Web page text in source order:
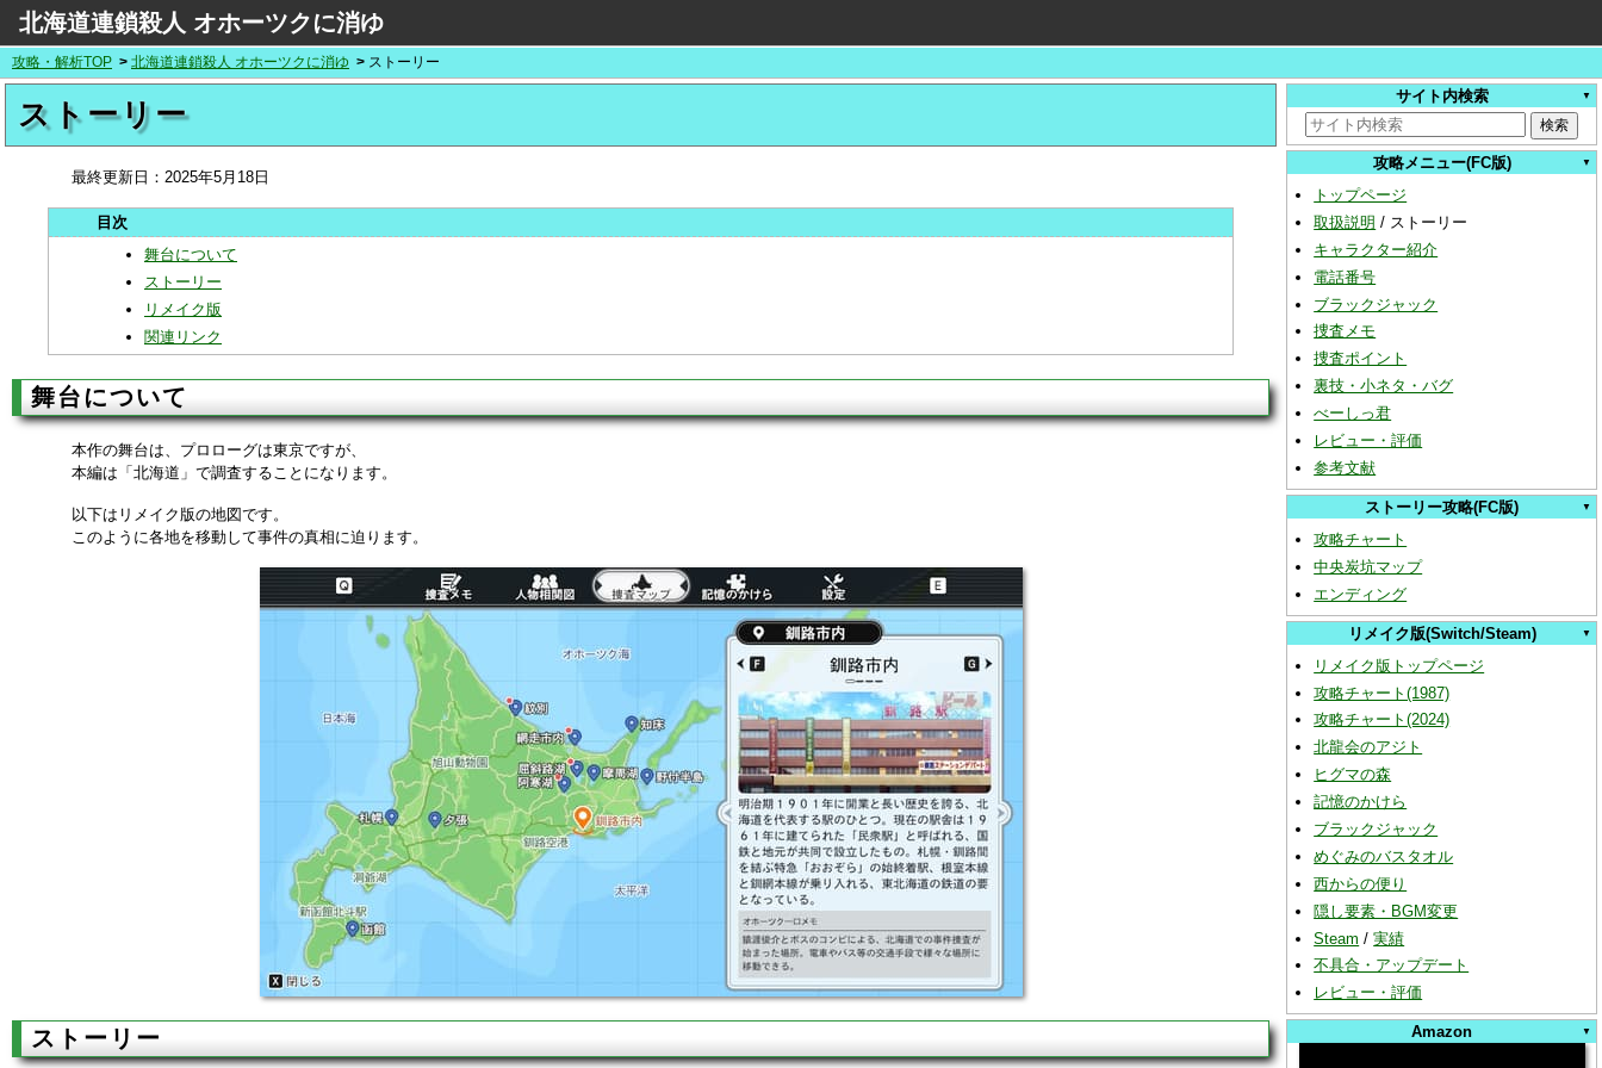
北海道連鎖殺人 オホーツクに消ゆ
攻略・解析TOP 北海道連鎖殺人 オホーツクに消ゆ ストーリー
ストーリー
最終更新日： 2025年5月18日
舞台について
ストーリー
リメイク版
関連リンク
舞台について
本作の舞台は、プロローグは東京ですが、
本編は「北海道」で調査することになります。
以下はリメイク版の地図です。
このように各地を移動して事件の真相に迫ります。
ストーリー
サイト内検索
攻略メニュー(FC版)
トップページ
取扱説明 / ストーリー
キャラクター紹介
電話番号
ブラックジャック
捜査メモ
捜査ポイント
裏技・小ネタ・バグ
べーしっ君
レビュー・評価
参考文献
ストーリー攻略(FC版)
攻略チャート
中央炭坑マップ
エンディング
リメイク版(Switch/Steam)
リメイク版トップページ
攻略チャート(1987)
攻略チャート(2024)
北龍会のアジト
ヒグマの森
記憶のかけら
ブラックジャック
めぐみのバスタオル
西からの便り
隠し要素・BGM変更
Steam /実績
不具合・アップデート
レビュー・評価
Amazon